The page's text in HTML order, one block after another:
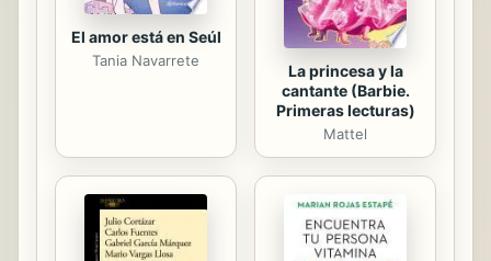
El amor está en Seúl
Tania Navarrete
La princesa y la
cantante (Barbie.
Primeras lecturas)
Mattel